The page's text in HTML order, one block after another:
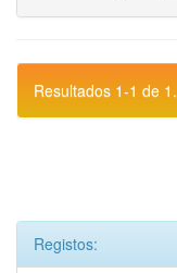
Resultados 1-1 de 1.
Registos: